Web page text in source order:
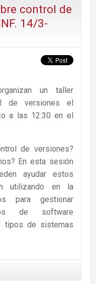
control de
14/3-
un taller
de versiones el
a las 12:30 en el
de versiones?
En esta sesión
ayudar estos
utilizando en la
para gestionar
de software
tipos de sistemas